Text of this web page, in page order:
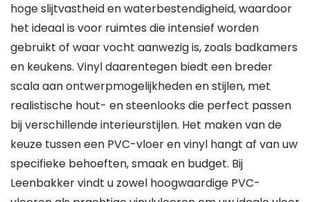
hoge slijtvastheid en waterbestendigheid, waardoor
het ideaal is voor ruimtes die intensief worden
gebruikt of waar vocht aanwezig is, zoals badkamers
en keukens. Vinyl daarentegen biedt een breder
scala aan ontwerpmogelijkheden en stijlen, met
realistische hout- en steenlooks die perfect passen
bij verschillende interieurstijlen. Het maken van de
keuze tussen een PVC-vloer en vinyl hangt af van uw
specifieke behoeften, smaak en budget. Bij
Leenbakker vindt u zowel hoogwaardige PVC-